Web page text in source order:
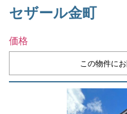
セザール金町
価格
この物件に